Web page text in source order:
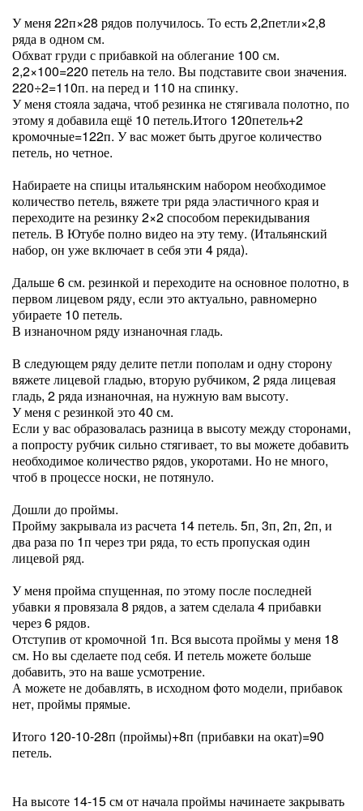
У меня 22п×28 рядов получилось. То есть 2,2петли×2,8
ряда в одном см.
Обхват груди с прибавкой на облегание 100 см.
2,2×100=220 петель на тело. Вы подставите свои значения.
220÷2=110п. на перед и 110 на спинку.
У меня стояла задача, чтоб резинка не стягивала полотно, по
этому я добавила ещё 10 петель.Итого 120петель+2
кромочные=122п. У вас может быть другое количество
петель, но четное.
Набираете на спицы итальянским набором необходимое
количество петель, вяжете три ряда эластичного края и
переходите на резинку 2×2 способом перекидывания
петель. В Ютубе полно видео на эту тему. (Итальянский
набор, он уже включает в себя эти 4 ряда).
Дальше 6 см. резинкой и переходите на основное полотно, в
первом лицевом ряду, если это актуально, равномерно
убираете 10 петель.
В изнаночном ряду изнаночная гладь.
В следующем ряду делите петли пополам и одну сторону
вяжете лицевой гладью, вторую рубчиком, 2 ряда лицевая
гладь, 2 ряда изнаночная, на нужную вам высоту.
У меня с резинкой это 40 см.
Если у вас образовалась разница в высоту между сторонами,
а попросту рубчик сильно стягивает, то вы можете добавить
необходимое количество рядов, укоротами. Но не много,
чтоб в процессе носки, не потянуло.
Дошли до проймы.
Пройму закрывала из расчета 14 петель. 5п, 3п, 2п, 2п, и
два раза по 1п через три ряда, то есть пропуская один
лицевой ряд.
У меня пройма спущенная, по этому после последней
убавки я провязала 8 рядов, а затем сделала 4 прибавки
через 6 рядов.
Отступив от кромочной 1п. Вся высота проймы у меня 18
см. Но вы сделаете под себя. И петель можете больше
добавить, это на ваше усмотрение.
А можете не добавлять, в исходном фото модели, прибавок
нет, проймы прямые.
Итого 120-10-28п (проймы)+8п (прибавки на окат)=90
петель.
На высоте 14-15 см от начала проймы начинаете закрывать